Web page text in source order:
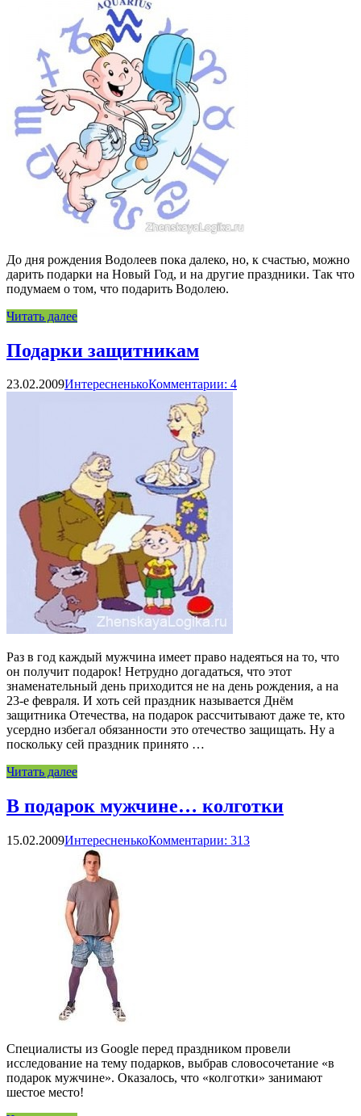
До дня рождения Водолеев пока далеко, но, к счастью, можно
дарить подарки на Новый Год, и на другие праздники. Так что
подумаем о том, что подарить Водолею.
Читать далее
Подарки защитникам
23.02.2009ИнтересненькоКомментарии: 4
Раз в год каждый мужчина имеет право надеяться на то, что
он получит подарок! Нетрудно догадаться, что этот
знаменательный день приходится не на день рождения, а на
23-е февраля. И хоть сей праздник называется Днём
защитника Отечества, на подарок рассчитывают даже те, кто
усердно избегал обязанности это отечество защищать. Ну а
поскольку сей праздник принято …
Читать далее
В подарок мужчине… колготки
15.02.2009ИнтересненькоКомментарии: 313
Специалисты из Google перед праздником провели
исследование на тему подарков, выбрав словосочетание «в
подарок мужчине». Оказалось, что «колготки» занимают
шестое место!